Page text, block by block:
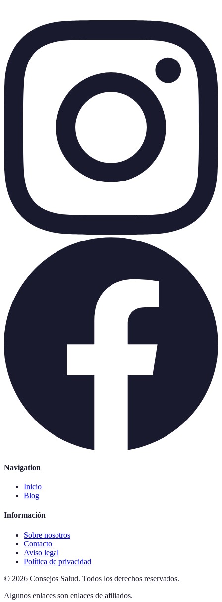
Navigation
Inicio
Blog
Información
Sobre nosotros
Contacto
Aviso legal
Política de privacidad
© 2026 Consejos Salud. Todos los derechos reservados.
Algunos enlaces son enlaces de afiliados.